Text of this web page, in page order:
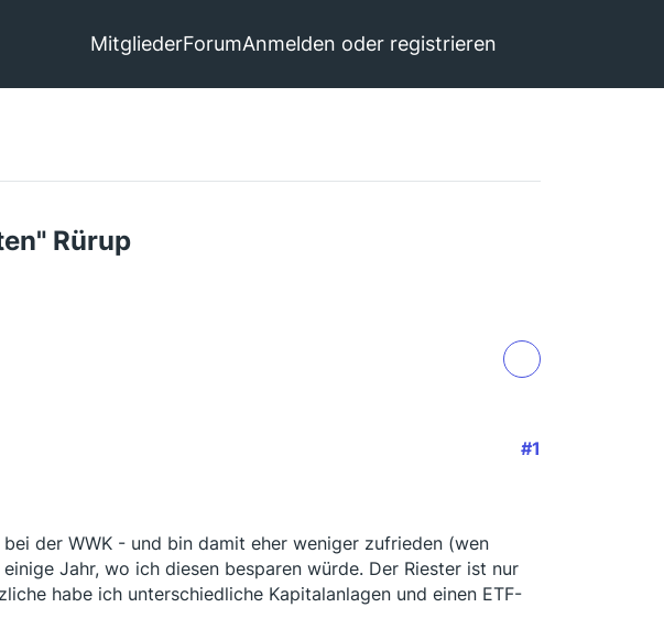
MitgliederForumAnmelden oder registrieren
Rürup
#1
der WWK - und bin damit eher weniger zufrieden (wen
Jahr, wo ich diesen besparen würde. Der Riester ist nur
habe ich unterschiedliche Kapitalanlagen und einen ETF-